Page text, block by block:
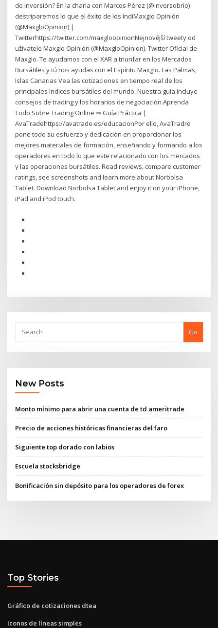
de inversión? En la charla con Marcos Pérez (@inversobrio)
destriparemos lo que el éxito de los índiMaxglo Opinión
(@MaxgloOpinion) |
Twitterhttps://twitter.com/maxgloopinionNejnovější tweety od
uživatele Maxglo Opinión (@MaxgloOpinion). Twitter Oficial de
Maxglo. Te ayudamos con el XAR a triunfar en los Mercados
Bursátiles y tú nos ayudas con el Espíritu Maxglo. Las Palmas,
Islas Canarias Vea las cotizaciones en tiempo real de los
principales índices bursátiles del mundo. Nuestra guía incluye
consejos de trading y los horarios de negociación.Aprenda
Todo Sobre Trading Online ⇒ Guía Práctica |
AvaTradehttps://avatrade.es/educacionPor ello, AvaTradre
pone todo su esfuerzo y dedicación en proporcionar los
mejores materiales de formación, enseñando y formando a los
operadores en todo lo que este relacionado con los mercados
y las operaciones bursátiles. ‎Read reviews, compare customer
ratings, see screenshots and learn more about Norbolsa
Tablet. Download Norbolsa Tablet and enjoy it on your iPhone,
iPad and iPod touch.
Go
New Posts
Monto mínimo para abrir una cuenta de td ameritrade
Precio de acciones históricas financieras del faro
Siguiente top dorado con labios
Escuela stocksbridge
Bonificación sin depósito para los operadores de forex
Top Stories
Gráfico de cotizaciones dtea
Iconos de líneas simples